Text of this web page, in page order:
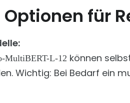
für
MultiBERT-L-12 können
Wichtig: Bei Bedarf ein